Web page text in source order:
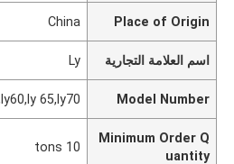
Place of Origin
China
اسم العلامة التجارية Ly
Model Number
ly60,ly 65,ly70,
Minimum Order Q
uantity
10 tons